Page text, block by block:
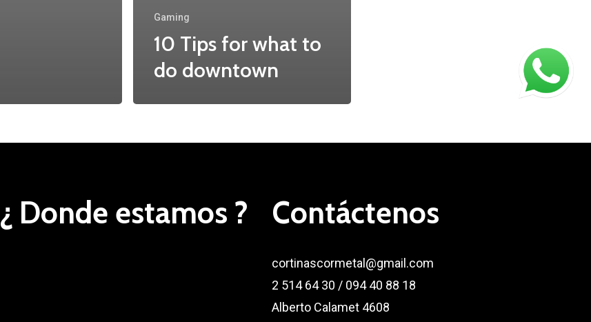
Gaming
10 Tips for what to
do downtown
¿ Donde estamos ? Contáctenos
cortinascormetal@gmail.com
2 514 64 30 / 094 40 88 18
Alberto Calamet 4608